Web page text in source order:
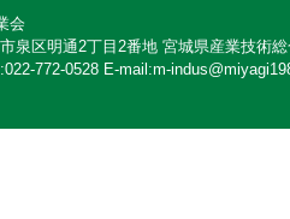
会
泉区明通2丁目2番地 宮城県産業技術
772-0528 E-mail:m-